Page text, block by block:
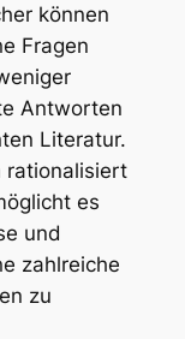
können
Fragen
Antworten
Literatur.
rationalisiert
es
und
zahlreiche
zu